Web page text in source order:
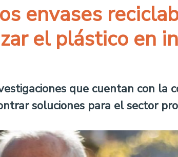
envases
el plástico en
que cuentan con la
soluciones para el sector